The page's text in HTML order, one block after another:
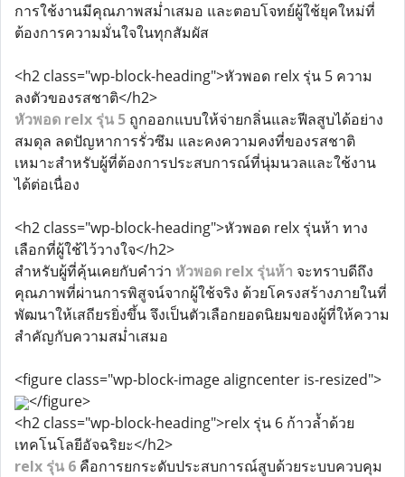
การใช้งานมีคุณภาพสม่ำเสมอ และตอบโจทย์ผู้ใช้ยุคใหม่ที่
ต้องการความมั่นใจในทุกสัมผัส
<h2 class="wp-block-heading">หัวพอด relx รุ่น 5 ความ
ลงตัวของรสชาติ</h2>
หัวพอด relx รุ่น 5 ถูกออกแบบให้จ่ายกลิ่นและฟีลสูบได้อย่าง
สมดุล ลดปัญหาการรั่วซึม และคงความคงที่ของรสชาติ
เหมาะสำหรับผู้ที่ต้องการประสบการณ์ที่นุ่มนวลและใช้งาน
ได้ต่อเนื่อง
<h2 class="wp-block-heading">หัวพอด relx รุ่นห้า ทาง
เลือกที่ผู้ใช้ไว้วางใจ</h2>
สำหรับผู้ที่คุ้นเคยกับคำว่า หัวพอด relx รุ่นห้า จะทราบดีถึง
คุณภาพที่ผ่านการพิสูจน์จากผู้ใช้จริง ด้วยโครงสร้างภายในที่
พัฒนาให้เสถียรยิ่งขึ้น จึงเป็นตัวเลือกยอดนิยมของผู้ที่ให้ความ
สำคัญกับความสม่ำเสมอ
<figure class="wp-block-image aligncenter is-resized">
</figure>
<h2 class="wp-block-heading">relx รุ่น 6 ก้าวล้ำด้วย
เทคโนโลยีอัจฉริยะ</h2>
relx รุ่น 6 คือการยกระดับประสบการณ์สูบด้วยระบบควบคุม